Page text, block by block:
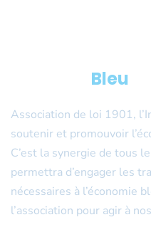
Bleu
Association de loi 1901,
soutenir et promouvoir
C’est la synergie de tous
permettra d’engager les
nécessaires à l’économie
l’association pour agir à